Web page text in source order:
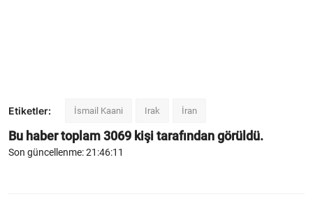
Etiketler: İsmail Kaani Irak İran
Bu haber toplam3069 kişi tarafından görüldü.
Son güncellenme: 21:46:11